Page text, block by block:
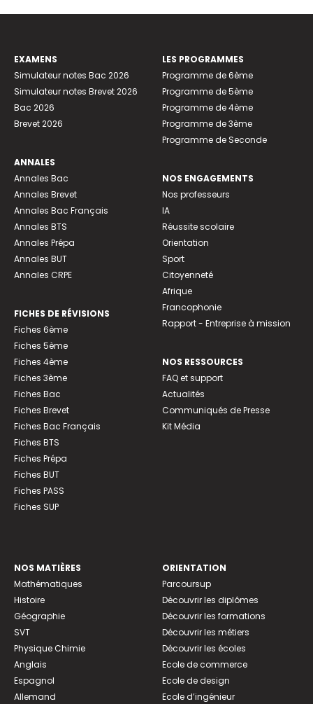
EXAMENS
Simulateur notes Bac 2026
Simulateur notes Brevet 2026
Bac 2026
Brevet 2026
ANNALES
Annales Bac
Annales Brevet
Annales Bac Français
Annales BTS
Annales Prépa
Annales BUT
Annales CRPE
FICHES DE RÉVISIONS
Fiches 6ème
Fiches 5ème
Fiches 4ème
Fiches 3ème
Fiches Bac
Fiches Brevet
Fiches Bac Français
Fiches BTS
Fiches Prépa
Fiches BUT
Fiches PASS
Fiches SUP
LES PROGRAMMES
Programme de 6ème
Programme de 5ème
Programme de 4ème
Programme de 3ème
Programme de Seconde
NOS ENGAGEMENTS
Nos professeurs
IA
Réussite scolaire
Orientation
Sport
Citoyenneté
Afrique
Francophonie
Rapport - Entreprise à mission
NOS RESSOURCES
FAQ et support
Actualités
Communiqués de Presse
Kit Média
NOS MATIÈRES
Mathématiques
Histoire
Géographie
SVT
Physique Chimie
Anglais
Espagnol
Allemand
ORIENTATION
Parcoursup
Découvrir les diplômes
Découvrir les formations
Découvrir les métiers
Découvrir les écoles
Ecole de commerce
Ecole de design
Ecole d’ingénieur